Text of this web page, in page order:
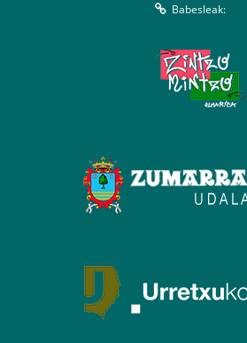
Babesleak: